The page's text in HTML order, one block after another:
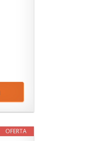
OFERTA